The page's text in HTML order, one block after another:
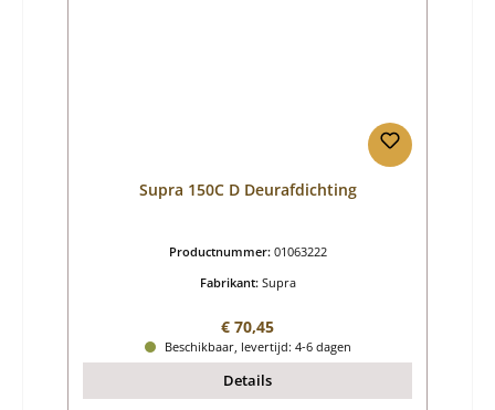
Supra 150C D Deurafdichting
Productnummer: 01063222
Fabrikant: Supra
Normale prijs:
€ 70,45
Beschikbaar, levertijd: 4-6 dagen
Details